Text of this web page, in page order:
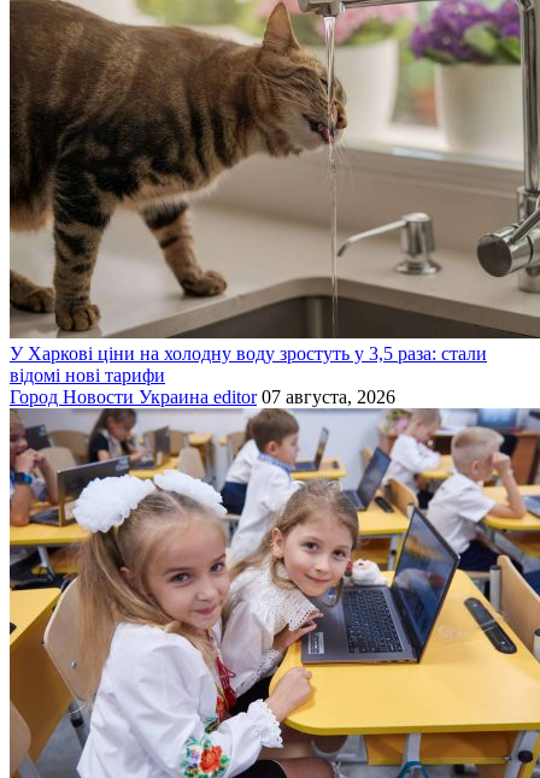
У Харкові ціни на холодну воду зростуть у 3,5 раза: стали
відомі нові тарифи
Город Новости Украина editor 07 августа, 2026